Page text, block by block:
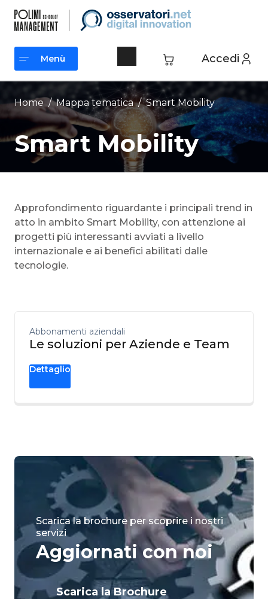
contenuto
Accedi
Menù
Menù
Home / Mappa tematica /Smart Mobility
Smart Mobility
Approfondimento riguardante i principali trend in
atto in ambito Smart Mobility, con attenzione ai
progetti più interessanti avviati a livello
internazionale e ai benefici abilitati dalle
tecnologie.
Abbonamenti aziendali
Le soluzioni per Aziende e Team
Dettaglio
Scarica la brochure per scoprire i nostri
servizi
Aggiornati con noi
Scarica la Brochure